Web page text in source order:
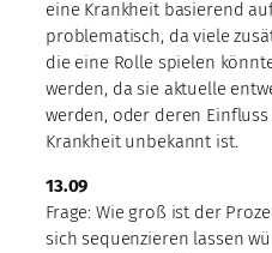
eine Krankheit basierend
problematisch, da viele
die eine Rolle spielen
werden, da sie aktuelle
werden, oder deren
Krankheit unbekannt ist.
13.09
Frage: Wie groß ist der
sich sequenzieren lassen